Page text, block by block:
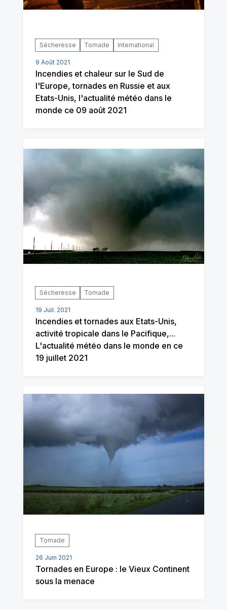
Sécheresse Tornade International
9 Août 2021
Incendies et chaleur sur le Sud de
l'Europe, tornades en Russie et aux
Etats-Unis, l'actualité météo dans le
monde ce 09 août 2021
Sécheresse Tornade
19 Juil. 2021
Incendies et tornades aux Etats-Unis,
activité tropicale dans le Pacifique,...
L'actualité météo dans le monde en ce
19 juillet 2021
Tornade
26 Juin 2021
Tornades en Europe : le Vieux Continent
sous la menace